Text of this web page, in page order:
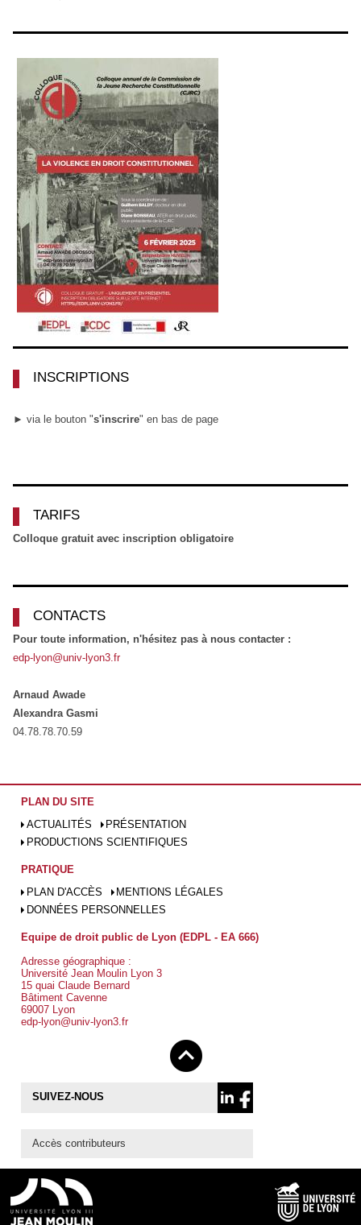
INSCRIPTIONS
► via le bouton "s'inscrire" en bas de page
TARIFS
Colloque gratuit avec inscription obligatoire
CONTACTS
Pour toute information, n'hésitez pas à nous contacter :
edp-lyon@univ-lyon3.fr
Arnaud Awade
Alexandra Gasmi
04.78.78.70.59
PLAN DU SITE
ACTUALITÉS
PRÉSENTATION
PRODUCTIONS SCIENTIFIQUES
PRATIQUE
PLAN D'ACCÈS
MENTIONS LÉGALES
DONNÉES PERSONNELLES
Equipe de droit public de Lyon (EDPL - EA 666)
Adresse géographique :
Université Jean Moulin Lyon 3
15 quai Claude Bernard
Bâtiment Cavenne
69007 Lyon
edp-lyon@univ-lyon3.fr
SUIVEZ-NOUS
Accès contributeurs